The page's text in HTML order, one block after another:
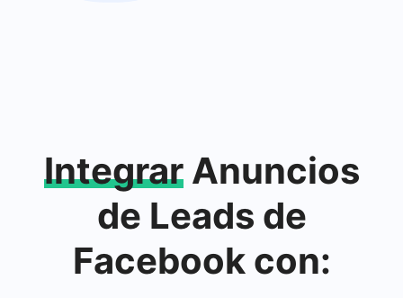
IntegrarAnuncios
de Leads de
Facebook con: